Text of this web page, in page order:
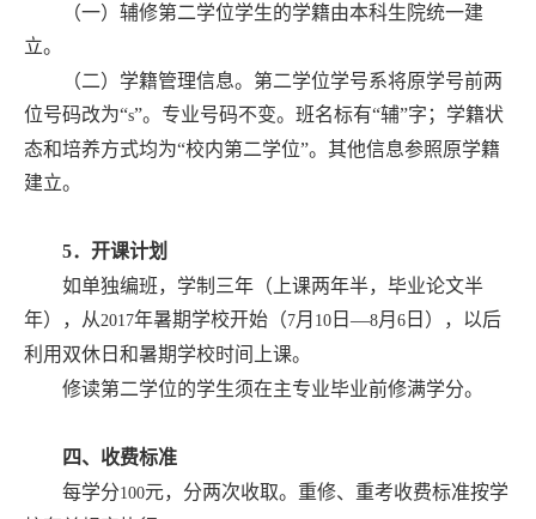
（一）辅修第二学位学生的学籍由本科生院统一建
立。
（二）学籍管理信息。第二学位学号系将原学号前两
位号码改为“s”。专业号码不变。班名标有“辅”字；学籍状
态和培养方式均为“校内第二学位”。其他信息参照原学籍
建立。
5．开课计划
如单独编班，学制三年（上课两年半，毕业论文半
年），从 2017年暑期学校开始（7月 10 日 —8月 6 日 ），以后
利用双休日和暑期学校时间上课。
修读第二学位的学生须在主专业毕业前修满学分。
四、收费标准
每学分100元，分两次收取。重修、重考收费标准按学